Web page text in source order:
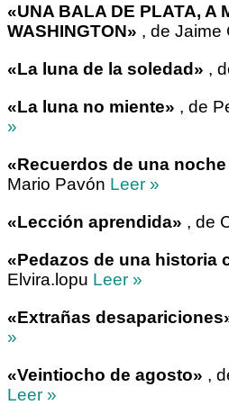
«UNA BALA DE PLATA, A
WASHINGTON» , de Jaime
«La luna de la soledad» ,
«La luna no miente» , de
»
«Recuerdos de una
Mario Pavón Leer »
«Lección aprendida» , de
«Pedazos de una historia
Elvira.lopu Leer »
«Extrañas
»
«Veintiocho de agosto» ,
Leer »